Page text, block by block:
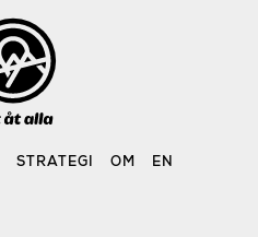
STRATEGI OM EN